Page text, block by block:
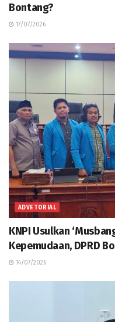
Bontang?
17/07/2026
ADVETORIAL
KNPI Usulkan
Kepemudaan, DPRD
14/07/2026